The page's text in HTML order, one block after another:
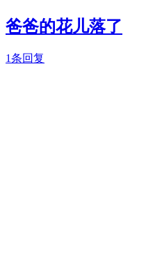
爸爸的花儿落了
1条回复